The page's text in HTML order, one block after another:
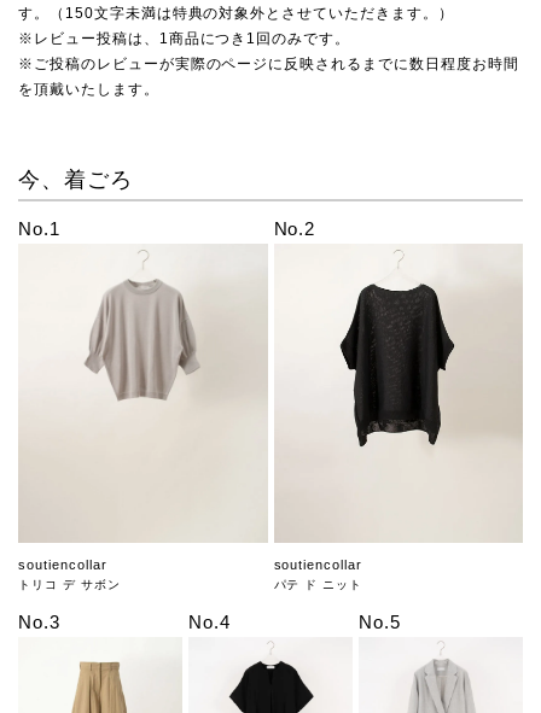
す。（150文字未満は特典の対象外とさせていただきます。）
※レビュー投稿は、1商品につき1回のみです。
※ご投稿のレビューが実際のページに反映されるまでに数日程度お時間
を頂戴いたします。
今、着ごろ
No.1
soutiencollar
トリコ デ サボン
No.2
soutiencollar
パテ ド ニット
No.3 No.4 No.5